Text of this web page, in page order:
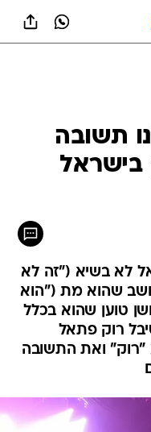
תשובה
לא בשיא ("זה לא
שהוא מת ("הוא
טוען שהוא בכלל
רוק פתאל
ואת התשובה